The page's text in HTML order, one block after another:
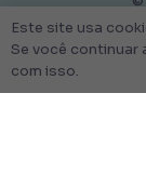
Este site usa
Se você continuar
com isso.